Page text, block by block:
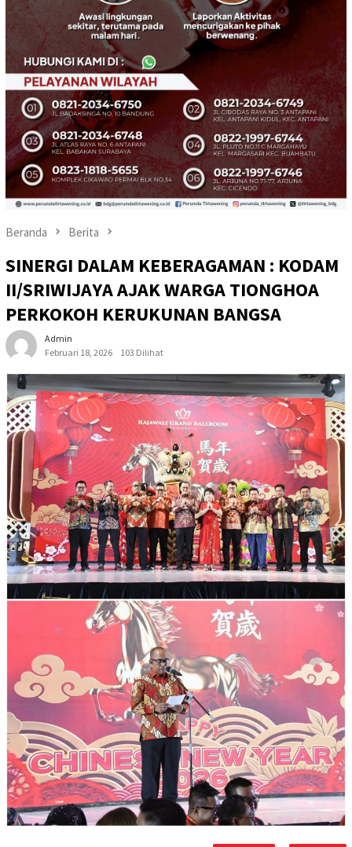
Beranda Berita
SINERGI DALAM KEBERAGAMAN : KODAM
II/SRIWIJAYA AJAK WARGA TIONGHOA
PERKOKOH KERUKUNAN BANGSA
Admin
Februari 18, 2026
103 Dilihat